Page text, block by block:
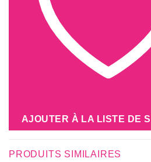
AJOUTER À LA LISTE DE
PRODUITS SIMILAIRES